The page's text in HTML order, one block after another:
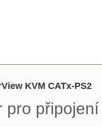
KVM CATx-PS2
pro